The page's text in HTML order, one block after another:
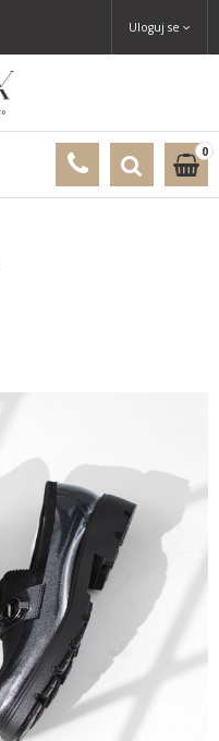
Uloguj se
0